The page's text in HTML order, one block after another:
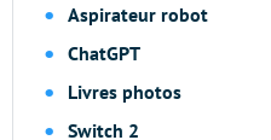
Aspirateur robot
ChatGPT
Livres photos
Switch 2